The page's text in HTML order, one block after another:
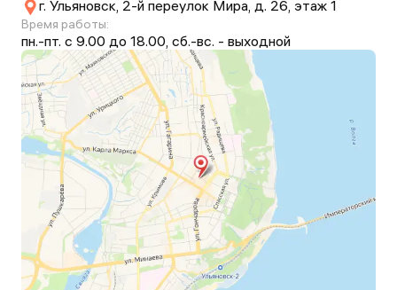
г. Ульяновск, 2-й переулок Мира, д. 26, этаж 1
Время работы:
пн.-пт. с 9.00 до 18.00, сб.-вс. - выходной